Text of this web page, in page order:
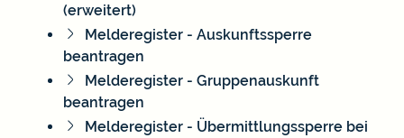
(erweitert)
Melderegister - Auskunftssperre
beantragen
Melderegister - Gruppenauskunft
beantragen
Melderegister - Übermittlungssperre bei